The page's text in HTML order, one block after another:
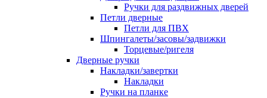
Ручки для раздвижных дверей
Петли дверные
Петли для ПВХ
Шпингалеты/засовы/задвижки
Торцевые/ригеля
Дверные ручки
Накладки/завертки
Накладки
Ручки на планке